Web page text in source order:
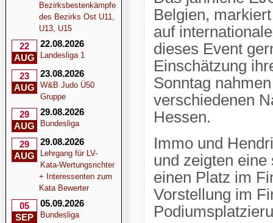
Bezirksbestenkämpfe
des Bezirks Ost U11,
U13, U15
22
AUG
22.08.2026
Landesliga 1
23
AUG
23.08.2026
W&B Judo Ü50
Gruppe
29
AUG
29.08.2026
Bundesliga
29
AUG
29.08.2026
Lehrgang für LV-
Kata-Wertungsrichter
+ Interessenten zum
Kata Bewerter
05
SEP
05.09.2026
Bundesliga
Belgien,
auf
dieses Event
Einschätzung
Sonntag
verschiedenen
Hessen.
Immo und
und zeigten
einen Platz im
Vorstellung im